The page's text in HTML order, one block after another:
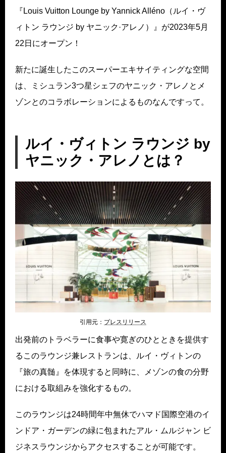
『Louis Vuitton Lounge by Yannick Alléno（ルイ・ヴ
ィトン ラウンジ by ヤニック·アレノ）』が2023年5月
22日にオープン！
新たに誕生したこのスーパーエキサイティングな空間
は、ミシュラン3つ星シェフのヤニック・アレノとメ
ゾンとのコラボレーションによるものなんですって。
ルイ・ヴィトン ラウンジ by
ヤニック・アレノとは？
引用元： プレスリリ ース
出発前のトラベラーに食事や寛ぎのひとときを提供す
るこのラウンジ兼レストランは、ルイ・ヴィトンの
『旅の真髄』を体現すると同時に、メゾンの食の分野
における取組みを強化するもの。
このラウンジは24時間年中無休でハマド国際空港のイ
ンドア・ガーデンの緑に包まれたアル・ムルジャン ビ
ジネスラウンジからアクセスすることが可能です。